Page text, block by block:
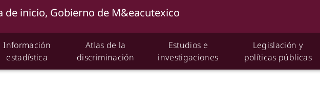
Información
estadística
Atlas de la
discriminación
Estudios e
investigaciones
Legislación y
políticas públicas